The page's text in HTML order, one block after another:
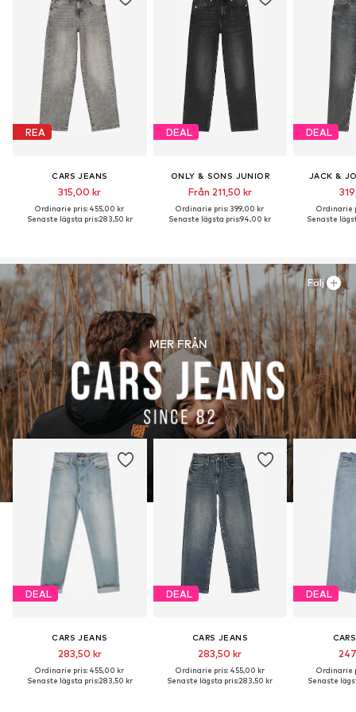
REA
CARS JEANS
315,00 kr
Ordinarie pris: 455,00 kr
Senaste lägsta pris:283,50 kr
DEAL
ONLY & SONS JUNIOR
Från 211,50 kr
Ordinarie pris: 399,00 kr
Senaste lägsta pris:94,00 kr
DEAL
JACK &
Ordinarie
Senaste
MER FRÅN
DEAL
CARS JEANS
283,50 kr
Ordinarie pris: 455,00 kr
Senaste lägsta pris:283,50 kr
DEAL
CARS JEANS
283,50 kr
Ordinarie pris: 455,00 kr
Senaste lägsta pris:283,50 kr
DEAL
Ordinarie
Senaste
Följ